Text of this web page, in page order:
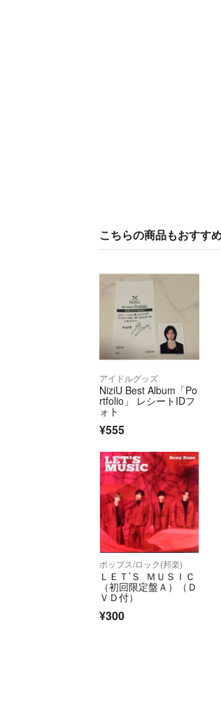
こちらの商品もおすす
アイドルグッズ
NiziU Best Album「Po
rtfolio」 レシートIDフ
ォト
¥555
ポップス/ロック(邦楽)
ＬＥＴ’Ｓ ＭＵＳＩＣ
（初回限定盤Ａ）（Ｄ
ＶＤ付）
¥300